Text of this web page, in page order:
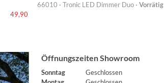
49,90
66010 · Tronic LED Dimmer Duo · Vorrätig
Öffnungszeiten Showroom
Sonntag
Geschlossen